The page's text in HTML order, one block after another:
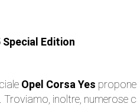
Special Edition
Opel Corsa Yes
Troviamo, inoltre, numerose